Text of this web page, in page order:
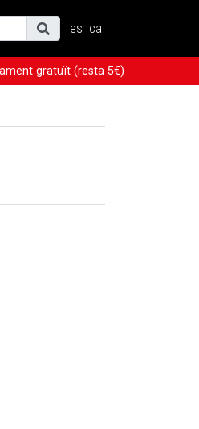
es ca
gratuït (resta 5€)